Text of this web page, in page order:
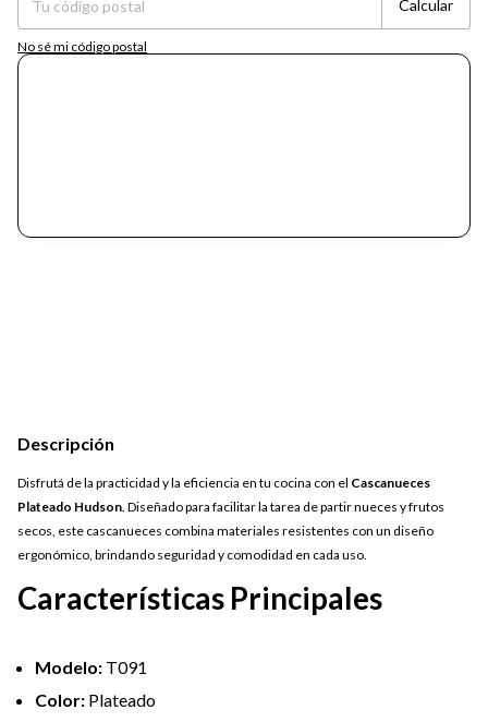
Calcular
No sé mi código postal
Descripción
Disfrutá de la practicidad y la eficiencia en tu cocina con el Cascanueces
Plateado Hudson . Diseñado para facilitar la tarea de partir nueces y frutos
secos, este cascanueces combina materiales resistentes con un diseño
ergonómico, brindando seguridad y comodidad en cada uso.
Características Principales
Modelo: T091
Color: Plateado